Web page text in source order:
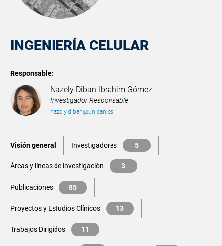
INGENIERÍA CELULAR
Responsable:
Nazely Diban-Ibrahim Gómez
Investigador Responsable
nazely.diban@unican.es
Visión general Investigadores 5
Áreas y líneas de investigación 3
Publicaciones 85
Proyectos y Estudios Clínicos 13
Trabajos Dirigidos 11